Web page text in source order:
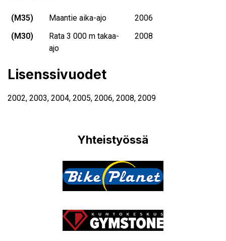
(M35) Maantie aika-ajo
2006
(M30)
Rata 3 000 m takaa-
ajo
2008
Lisenssivuodet
2002, 2003, 2004, 2005, 2006, 2008, 2009
Yhteistyössä